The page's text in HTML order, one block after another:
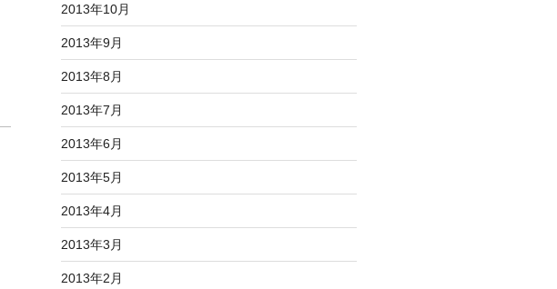
2013年10月
2013年9月
2013年8月
2013年7月
2013年6月
2013年5月
2013年4月
2013年3月
2013年2月